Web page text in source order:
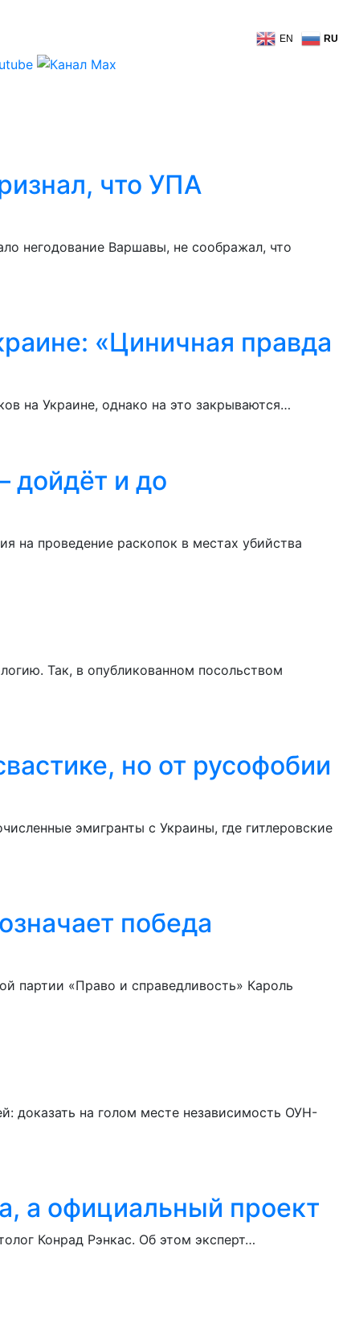
EN RU
что УПА
негодование Варшавы, не соображал, что
«Циничная правда
на Украине, однако на это закрываются…
дойдёт и до
на проведение раскопок в местах убийства
Так, в опубликованном посольством
но от русофобии
эмигранты с Украины, где гитлеровские
победа
партии «Право и справедливость» Кароль
доказать на голом месте независимость ОУН-
а официальный проект
Конрад Рэнкас. Об этом эксперт…